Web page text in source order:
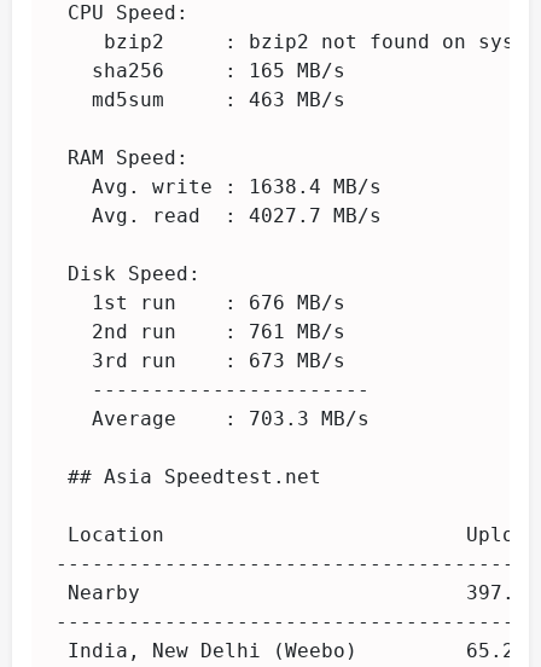
CPU Speed:
bzip2     : bzip2 not found on
   sha256     : 165 MB/s
   md5sum     : 463 MB/s
RAM Speed:
   Avg. write : 1638.4 MB/s
   Avg. read  : 4027.7 MB/s
Disk Speed:
   1st run    : 676 MB/s
   2nd run    : 761 MB/s
   3rd run    : 673 MB/s
   -----------------------
   Average    : 703.3 MB/s
## Asia Speedtest.net
Location
Nearby                           397.14
India, New Delhi (Weebo)